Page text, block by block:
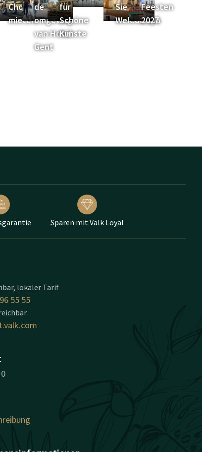
Chopper
mieten
de
omgeving
van Hotel
Gent
für
Schöne
Künste
Sie sich in
Weleda Spa
Feesten
2027
Sparen mit Valk Loyal
lokaler Tarif
55 55